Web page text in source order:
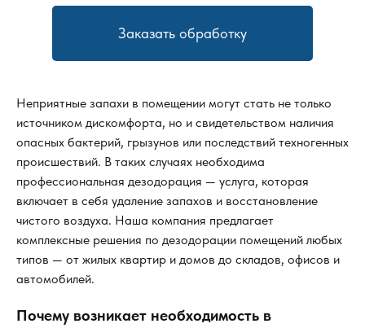
Заказать обработку
Неприятные запахи в помещении могут стать не только
источником дискомфорта, но и свидетельством наличия
опасных бактерий, грызунов или последствий техногенных
происшествий. В таких случаях необходима
профессиональная дезодорация — услуга, которая
включает в себя удаление запахов и восстановление
чистого воздуха. Наша компания предлагает
комплексные решения по дезодорации помещений любых
типов — от жилых квартир и домов до складов, офисов и
автомобилей.
Почему возникает необходимость в